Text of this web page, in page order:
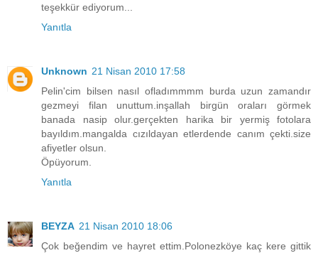
teşekkür ediyorum...
Yanıtla
Unknown 21 Nisan 2010 17:58
Pelin'cim bilsen nasıl ofladımmmm burda uzun zamandır
gezmeyi filan unuttum.inşallah birgün oraları görmek
banada nasip olur.gerçekten harika bir yermiş fotolara
bayıldım.mangalda cızıldayan etlerdende canım çekti.size
afiyetler olsun.
Öpüyorum.
Yanıtla
BEYZA 21 Nisan 2010 18:06
Çok beğendim ve hayret ettim.Polonezköye kaç kere gittik